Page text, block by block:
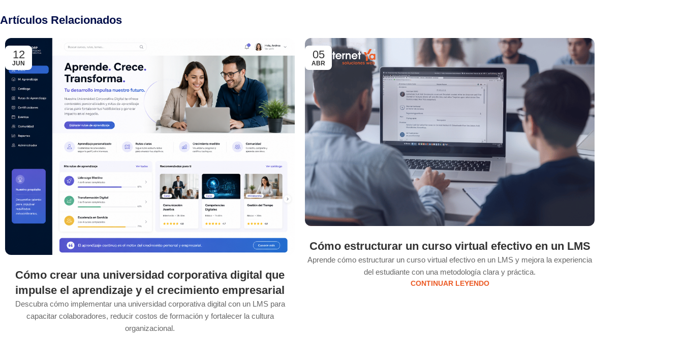
Artículos Relacionados
12
JUN
Cómo crear una universidad corporativa digital que
impulse el aprendizaje y el crecimiento empresarial
Descubra cómo implementar una universidad corporativa digital con un LMS para
capacitar colaboradores, reducir costos de formación y fortalecer la cultura
organizacional.
05
ABR
Cómo estructurar un curso virtual efectivo en un LMS
Aprende cómo estructurar un curso virtual efectivo en un LMS y mejora la experiencia
del estudiante con una metodología clara y práctica.
CONTINUAR LEYENDO